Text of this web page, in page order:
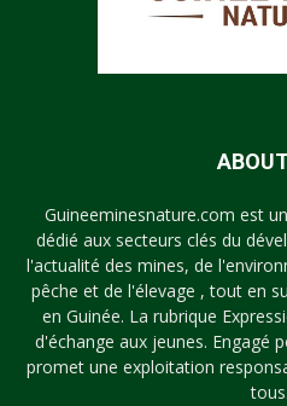
Guineeminesnature.com est
dédié aux secteurs clés du
l'actualité des mines, de
pêche et de l'élevage , tout en
en Guinée. La rubrique
d'échange aux jeunes. Engagé
promet une exploitation
tous.